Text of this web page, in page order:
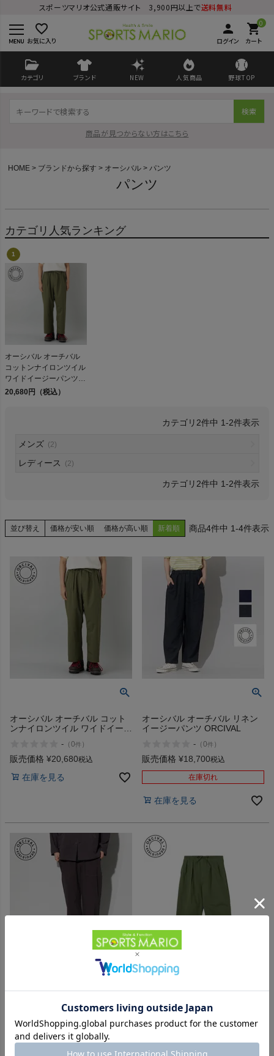
スポーツマリオ公式通販サイト 3,900円以上で送料無料
favorite_border
お気に入り
person
ログイン
0
shopping_cart
カート
カテゴリ ブランド NEW 人気商品 野球TOP
検索
商品が見つからない方はこちら
商品が見つからない方はこちら
On
CHUMS
HOKA
もっと見る
メンズカジュアルウェア
メンズスポーツウェア
レディーススポーツウェア
もっと見る
キャンプ・フェス
もっと見る
HOME ブランドから探す オーシバル パンツ
パンツ
カテゴリ人気ランキング
オーシバル オーチバル
コットンナイロンツイル
ワイドイージーパンツ
ORCIVAL Cotton Nylon
20,680円（税込）
2件中 1-2件表示
メンズ (2)
レディース (2)
2件中 1-2件表示
並び替え 価格が安い順 価格が高い順 新着順 4件中 1-4件表示
オーシバル オーチバル コット
ンナイロンツイル ワイドイージ
Nylon Twill Wide Easy Pants
- （0件 ）
販売価格 ¥20,680税込
在庫を見る
オーシバル オーチバル リネン
イージーパンツ ORCIVAL
- （0件 ）
販売価格 ¥18,700税込
在庫切れ
在庫を見る
ントダイ コットン セミワイド
ストレートパンツ ORCIVAL
Garment Dye Poplin Semi Wide
Straight Pants
-（0件 ）
販売価格 ¥19,800税込
在庫切れ
ンナイロンツイル ワイドイージ
ーパンツ ORCIVAL Cotton
Nylon Twill Wide Easy Pants
-（ 0件 ）
在庫切れ